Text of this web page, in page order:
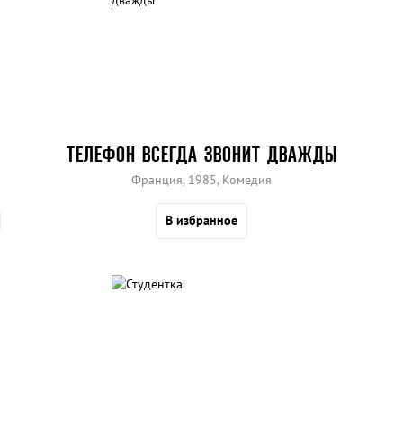
ТЕЛЕФОН ВСЕГДА ЗВОНИТ ДВАЖДЫ
Франция, 1985, Комедия
В избранное